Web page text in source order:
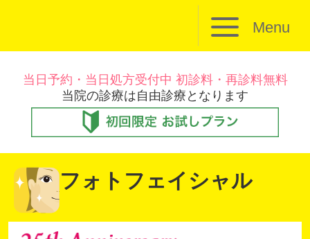
Menu
当日予約・当日処方受付中 初診料・再診料無料
当院の診療は自由診療となります
フォトフェイシャル